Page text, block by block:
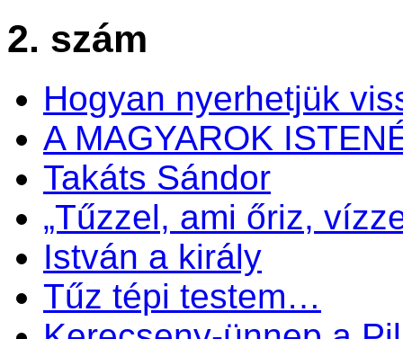
2. szám
Hogyan nyerhetjük
A MAGYAROK
Takáts Sándor
„Tűzzel, ami őriz,
István a király
Tűz tépi testem…